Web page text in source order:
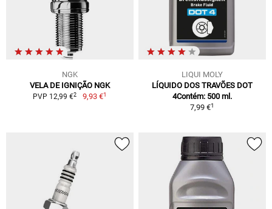
NGK
VELA DE IGNIÇÃO NGK
PVP 12,99 €2 9,93 €1
LIQUI MOLY
LÍQUIDO DOS TRAVÕES DOT
4Contém: 500 ml.
7,99 €1